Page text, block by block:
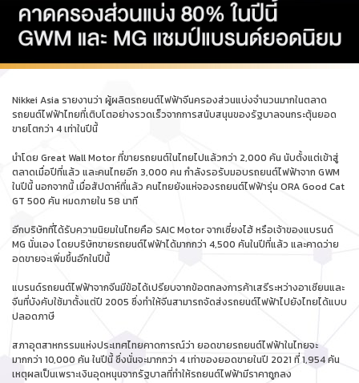
Nikkei Asia รายงานว่า ผู้ผลิตรถยนต์ไฟฟ้าจีนครองส่วนแบ่งจำนวนมากในตลาด
รถยนต์ไฟฟ้าไทยที่เติบโตอย่างรวดเร็วจากการสนับสนุนของรัฐบาลจนกระตุ้นยอด
ขายโตกว่า 4 เท่าในปีนี้
นำโดย Great Wall Motor ที่ขายรถยนต์ในไทยไปแล้วกว่า 2,000 คัน นับตั้งแต่เข้าสู่
ตลาดเมื่อปีที่แล้ว และคนไทยอีก 3,000 คน กำลังรอรับมอบรถยนต์ไฟฟ้าจาก GWM
ในปีนี้ นอกจากนี้ เมื่อสัปดาห์ที่แล้ว คนไทยยังแห่จองรถยนต์ไฟฟ้ารุ่น ORA Good Cat
GT 500 คัน หมดภายใน 58 นาที
อีกบริษัทที่ได้รับความนิยมในไทยคือ SAIC Motor จากเซี่ยงไฮ้ หรือเจ้าของแบรนด์
MG นั่นเอง โดยบริษัทขายรถยนต์ไฟฟ้าได้มากกว่า 4,500 คันในปีที่แล้ว และคาดว่าย
อดขายจะเพิ่มขึ้นอีกในปีนี้
แบรนด์รถยนต์ไฟฟ้าจากจีนมีข้อได้เปรียบจากข้อตกลงการค้าเสรีระหว่างอาเซียนและ
จีนที่บังคับใช้มาตั้งแต่ปี 2005 ซึ่งทำให้จีนสามารถจัดส่งรถยนต์ไฟฟ้าไปยังไทยได้แบบ
ปลอดภาษี
สภาอุตสาหกรรมแห่งประเทศไทยคาดการณ์ว่า ยอดขายรถยนต์ไฟฟ้าในไทยจะ
มากกว่า 10,000 คัน ในปีนี้ ซึ่งนั่นจะมากกว่า 4 เท่าของยอดขายในปี 2021 ที่ 1,954 คัน
เหตุผลเป็นเพราะเงินอุดหนุนจากรัฐบาลที่ทำให้รถยนต์ไฟฟ้ามีราคาถูกลง